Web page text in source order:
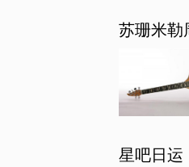
苏珊米勒
星吧日运